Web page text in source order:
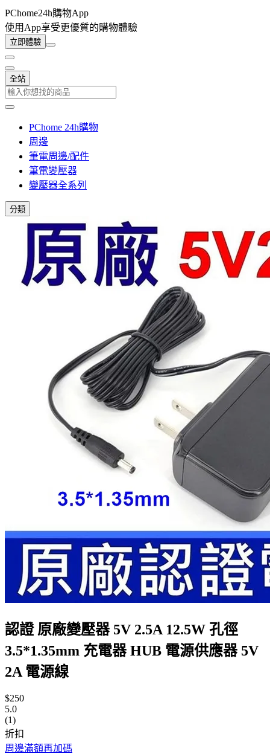
PChome24h購物App
使用App享受更優質的購物體驗
立即體驗
全站
PChome 24h購物
周邊
筆電周邊/配件
筆電變壓器
變壓器全系列
分類
認證 原廠變壓器 5V 2.5A 12.5W 孔徑
3.5*1.35mm 充電器 HUB 電源供應器 5V
2A 電源線
$250
5.0
(1)
折扣
周邊滿額再加碼